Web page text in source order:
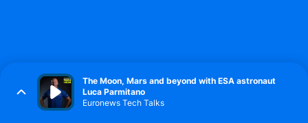
The Moon, Mars and beyond with ESA astronaut
Luca Parmitano
Euronews Tech Talks